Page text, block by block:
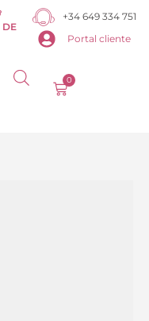
+34 649 334 751
Portal cliente
0
Carrito